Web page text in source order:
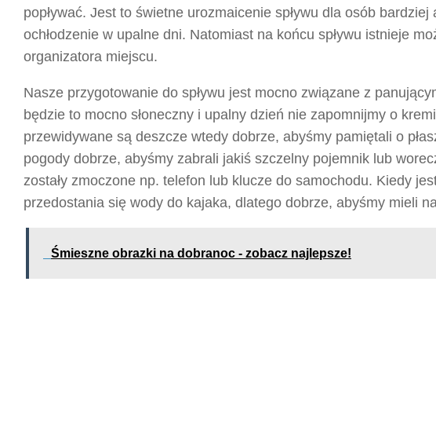
popływać. Jest to świetne urozmaicenie spływu dla osób
ochłodzenie w upalne dni. Natomiast na końcu spływu istnieje
organizatora miejscu.
Nasze przygotowanie do spływu jest mocno związane z
będzie to mocno słoneczny i upalny dzień nie zapomnijmy o
przewidywane są deszcze wtedy dobrze, abyśmy pamiętali o
pogody dobrze, abyśmy zabrali jakiś szczelny pojemnik lub
zostały zmoczone np. telefon lub klucze do samochodu. Kiedy
przedostania się wody do kajaka, dlatego dobrze, abyśmy mieli
Śmieszne obrazki na dobranoc - zobacz najlepsze!